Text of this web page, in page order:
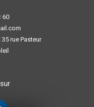
60
rue Pasteur